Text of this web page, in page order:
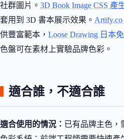
社群圖片。 3D Book Image CSS 產
套用到 3D 書本展示效果。
供豐富範本， Loose Drawing 日本
色盤可在素材上實驗品牌色彩。
適合誰，不適合誰
適合使用的情況： 已有品牌主色，